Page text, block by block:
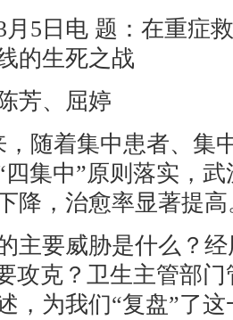
日电 题：在重症救
的生死之战
、屈婷
着集中患者、集
集中”原则落实，
降，治愈率显著提高
要威胁是什么？经
攻克？卫生主管部
，为我们“复盘”了